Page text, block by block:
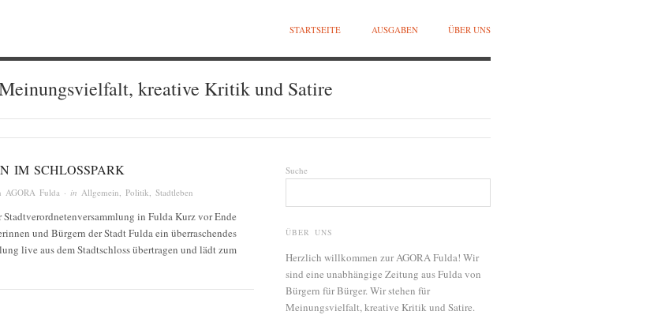
STARTSEITE AUSGABEN ÜBER UNS
kreative Kritik und Satire
IM SCHLOSSPARK
AGORA Fulda · in Allgemein Politik Stadtleben
in Fulda Kurz vor Ende
und Bürgern der Stadt Fulda ein überraschendes
live aus dem Stadtschloss übertragen und lädt zum
Suche
ÜBER UNS
Herzlich willkommen zur AGORA Fulda! Wir
sind eine unabhängige Zeitung aus Fulda von
Bürgern für Bürger. Wir stehen für
Meinungsvielfalt, kreative Kritik und Satire.